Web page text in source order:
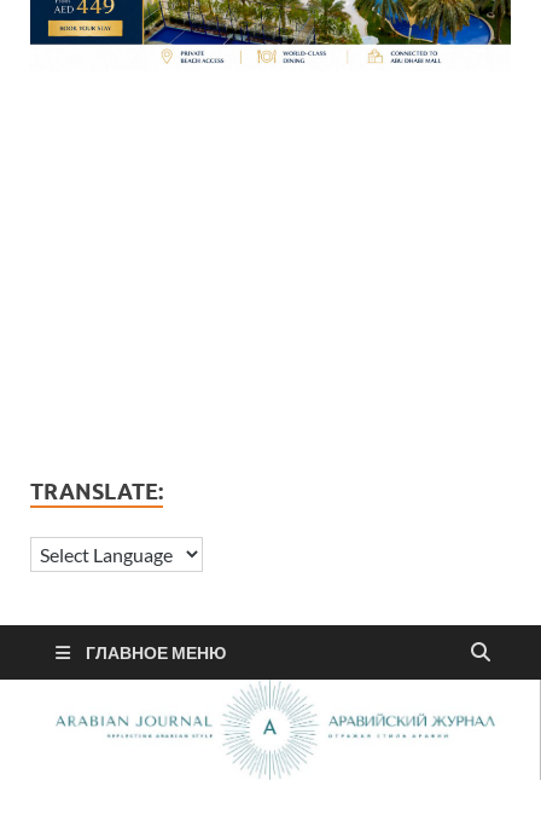
TRANSLATE:
ГЛАВНОЕ МЕНЮ